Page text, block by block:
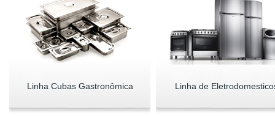
Linha Cubas Gastronômica Linha de